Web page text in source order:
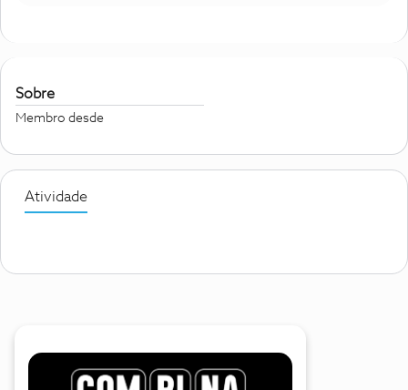
Sobre
Membro desde
Atividade